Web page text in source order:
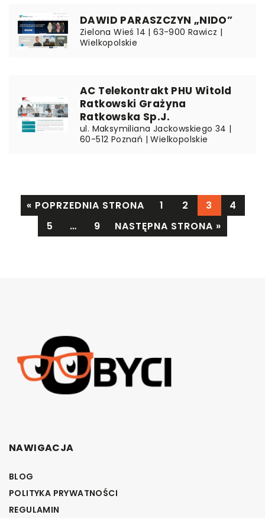
DAWID PARASZCZYN „NIDO”
Zielona Wieś 14 | 63-900 Rawicz |
Wielkopolskie
AC Telekontrakt PHU Witold
Ratkowski Grażyna
Ratkowska Sp.J.
ul. Maksymiliana Jackowskiego 34 |
60-512 Poznań | Wielkopolskie
« POPRZEDNIA STRONA 1 2 3
4
5
… 9 NASTĘPNA STRONA »
NAWIGACJA
BLOG
POLITYKA PRYWATNOŚCI
REGULAMIN